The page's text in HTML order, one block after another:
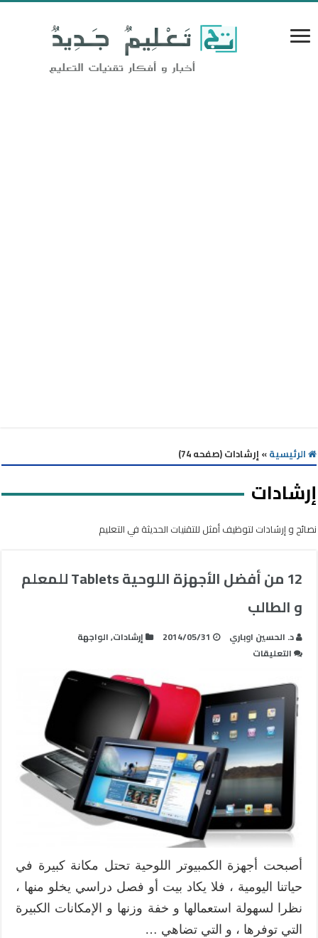
الرئيسية» إرشادات (صفحه 74)
إرشادات
نصائح و إرشادات لتوظيف أمثل للتقنيات الحديثة في التعليم
12 من أفضل الأجهزة اللوحية Tablets للمعلم
و الطالب
د. الحسين اوباري 2014/05/31 إرشادات,الواجهة
التعليقات
من
أفضل
الأجهزة
اللوحية
Tablets
للمعلم
و
الطالب
مغلقة
أصبحت أجهزة الكمبيوتر اللوحية تحتل مكانة كبيرة في
حياتنا اليومية ، فلا يكاد بيت أو فصل دراسي يخلو منها ،
نظرا لسهولة استعمالها و خفة وزنها و الإمكانات الكبيرة
التي توفرها ، و التي تضاهي …